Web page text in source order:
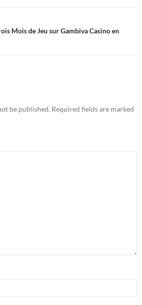
Mois de Jeu sur Gambiva Casino en
be published. Required fields are marked